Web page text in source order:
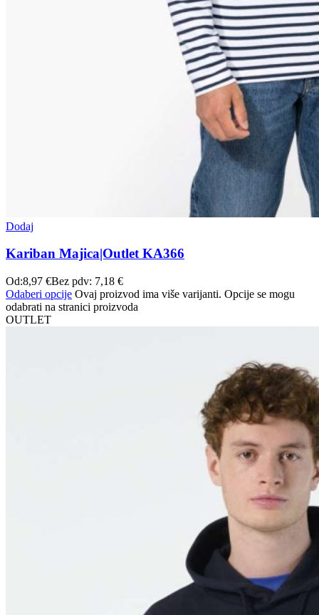
Dodaj
Kariban Majica|Outlet KA366
Od:8,97 €Bez pdv: 7,18 €
Odaberi opcije Ovaj proizvod ima više varijanti. Opcije se mogu
odabrati na stranici proizvoda
OUTLET